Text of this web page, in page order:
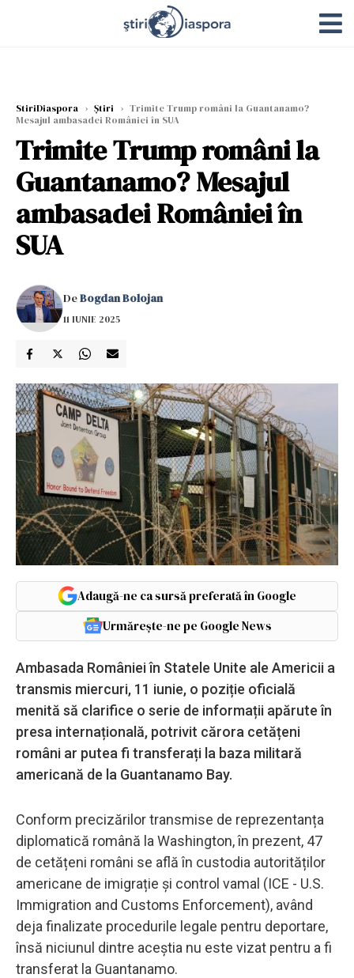
StiriDiaspora › Știri › Trimite Trump români la Guantanamo?
Mesajul ambasadei României în SUA
Trimite Trump români la
Guantanamo? Mesajul
ambasadei României în
SUA
DeBogdan Bolojan
11 IUNIE 2025
Adaugă-ne ca sursă preferată în Google
Urmărește-ne pe Google News
Ambasada României în Statele Unite ale Americii a
transmis miercuri, 11 iunie, o poziție oficială
menită să clarifice o serie de informații apărute în
presa internațională, potrivit cărora cetățeni
români ar putea fi transferați la baza militară
americană de la Guantanamo Bay.
Conform precizărilor transmise de reprezentanța
diplomatică română la Washington, în prezent, 47
de cetățeni români se află în custodia autorităților
americane de imigrație și control vamal (ICE - U.S.
Immigration and Customs Enforcement), având
deja finalizate procedurile legale pentru deportare,
însă niciunul dintre aceștia nu este vizat pentru a fi
transferat la Guantanamo.